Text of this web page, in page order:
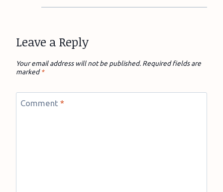
Leave a Reply
Your email address will not be published. Required fields are
marked*
Comment *